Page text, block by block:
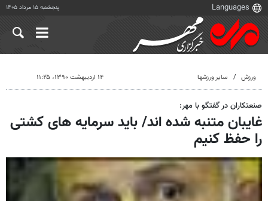
پنجشنبه ۱۵ مرداد ۱۴۰۵
ورزش سایر ورزشها ۱۴ اردیبهشت ۱۳۹۰، ۱۱:۲۵
صنعتکاران در گفتگو با مهر:
غایبان متنبه شده اند/ باید سرمایه های کشتی
را حفظ کنیم